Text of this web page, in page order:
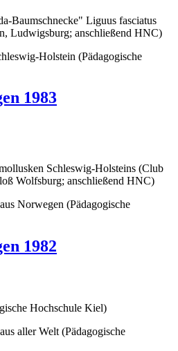
Baumschnecke" Liguus fasciatus
Ludwigsburg; anschließend HNC)
Holstein (Pädagogische
1983
Schleswig-Holsteins (Club
Wolfsburg; anschließend HNC)
Norwegen (Pädagogische
1982
Hochschule Kiel)
aller Welt (Pädagogische